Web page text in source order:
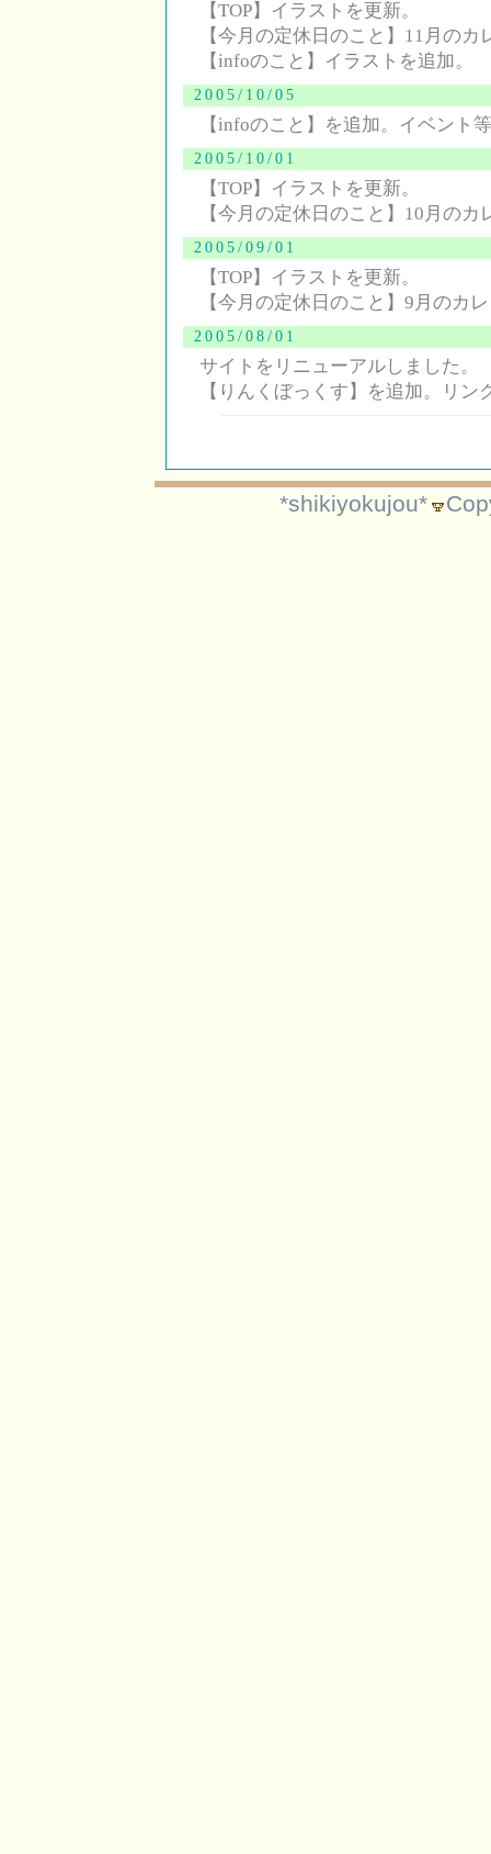
【TOP】イラストを更新。
【今月の定休日のこと】11月のカ
【infoのこと】イラストを追加。
2005/10/05
【infoのこと】を追加。イベント
2005/10/01
【TOP】イラストを更新。
【今月の定休日のこと】10月のカ
2005/09/01
【TOP】イラストを更新。
【今月の定休日のこと】9月のカ
2005/08/01
サイトをリニューアルしました。
【りんくぼっくす】を追加。リ
*shikiyokujou*